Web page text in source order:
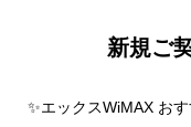
新規ご
✨エックスWiMAX お